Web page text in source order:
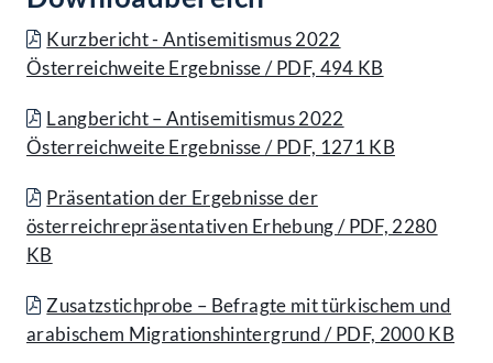
Kurzbericht - Antisemitismus 2022
Österreichweite Ergebnisse / PDF, 494 KB
Langbericht – Antisemitismus 2022
Österreichweite Ergebnisse / PDF, 1271 KB
Präsentation der Ergebnisse der
österreichrepräsentativen Erhebung / PDF, 2280
KB
Zusatzstichprobe – Befragte mit türkischem und
arabischem Migrationshintergrund / PDF, 2000 KB